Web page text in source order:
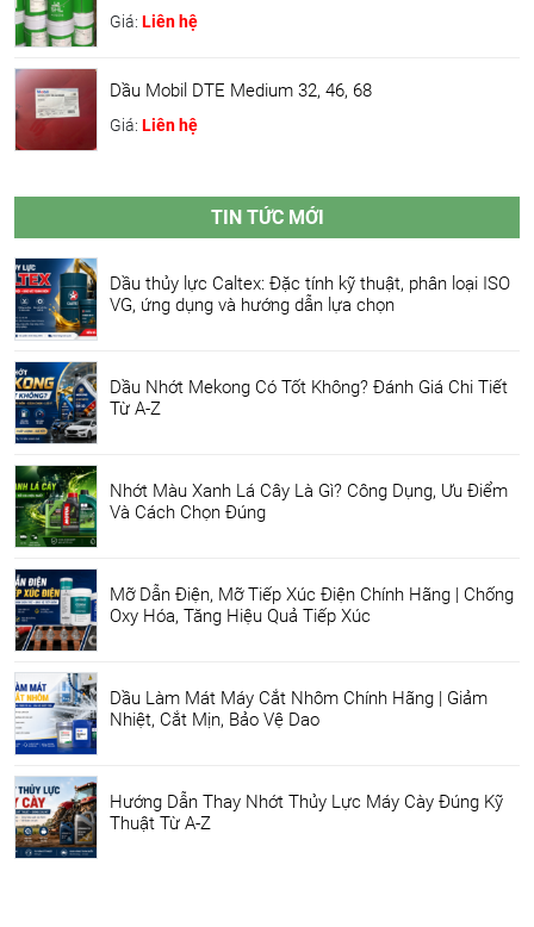
Giá: Liên hệ
Dầu Mobil DTE Medium 32, 46, 68
Giá: Liên hệ
TIN TỨC MỚI
Dầu thủy lực Caltex: Đặc tính kỹ thuật, phân loại ISO
VG, ứng dụng và hướng dẫn lựa chọn
Dầu Nhớt Mekong Có Tốt Không? Đánh Giá Chi Tiết
Từ A-Z
Nhớt Màu Xanh Lá Cây Là Gì? Công Dụng, Ưu Điểm
Và Cách Chọn Đúng
Mỡ Dẫn Điện, Mỡ Tiếp Xúc Điện Chính Hãng | Chống
Oxy Hóa, Tăng Hiệu Quả Tiếp Xúc
Dầu Làm Mát Máy Cắt Nhôm Chính Hãng | Giảm
Nhiệt, Cắt Mịn, Bảo Vệ Dao
Hướng Dẫn Thay Nhớt Thủy Lực Máy Cày Đúng Kỹ
Thuật Từ A-Z